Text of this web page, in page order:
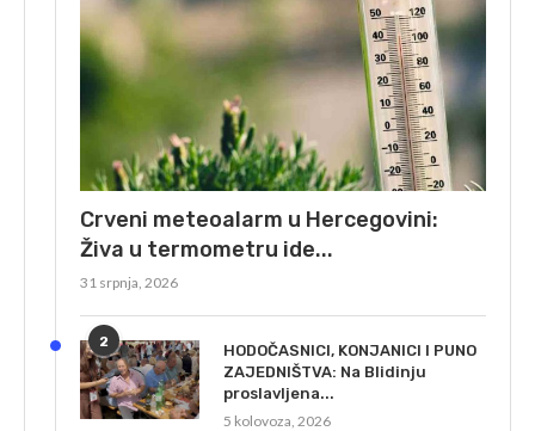
Crveni meteoalarm u Hercegovini:
Živa u termometru ide...
31 srpnja, 2026
2
HODOČASNICI, KONJANICI I PUNO
ZAJEDNIŠTVA: Na Blidinju
proslavljena...
5 kolovoza, 2026